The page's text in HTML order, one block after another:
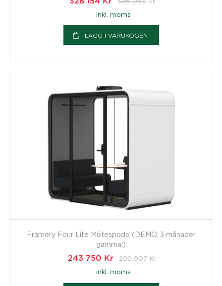
inkl. moms
LÄGG I VARUKOGEN
Framery Four Lite Mötespodd (DEMO, 3 månader
gammal)
243 750 Kr 299 907 Kr
inkl. moms